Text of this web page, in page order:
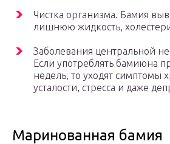
Чистка организма. Бамия
лишнюю жидкость,
Заболевания центральной
Если употреблять бамиюна
недель, то уходят симптомы
усталости, стресса и даже
Маринованная бамия